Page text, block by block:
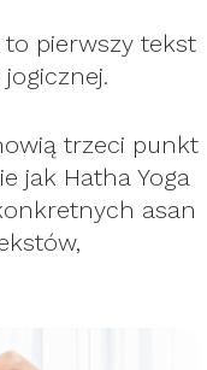
pierwszy tekst
trzeci punkt
jak Hatha Yoga
asan